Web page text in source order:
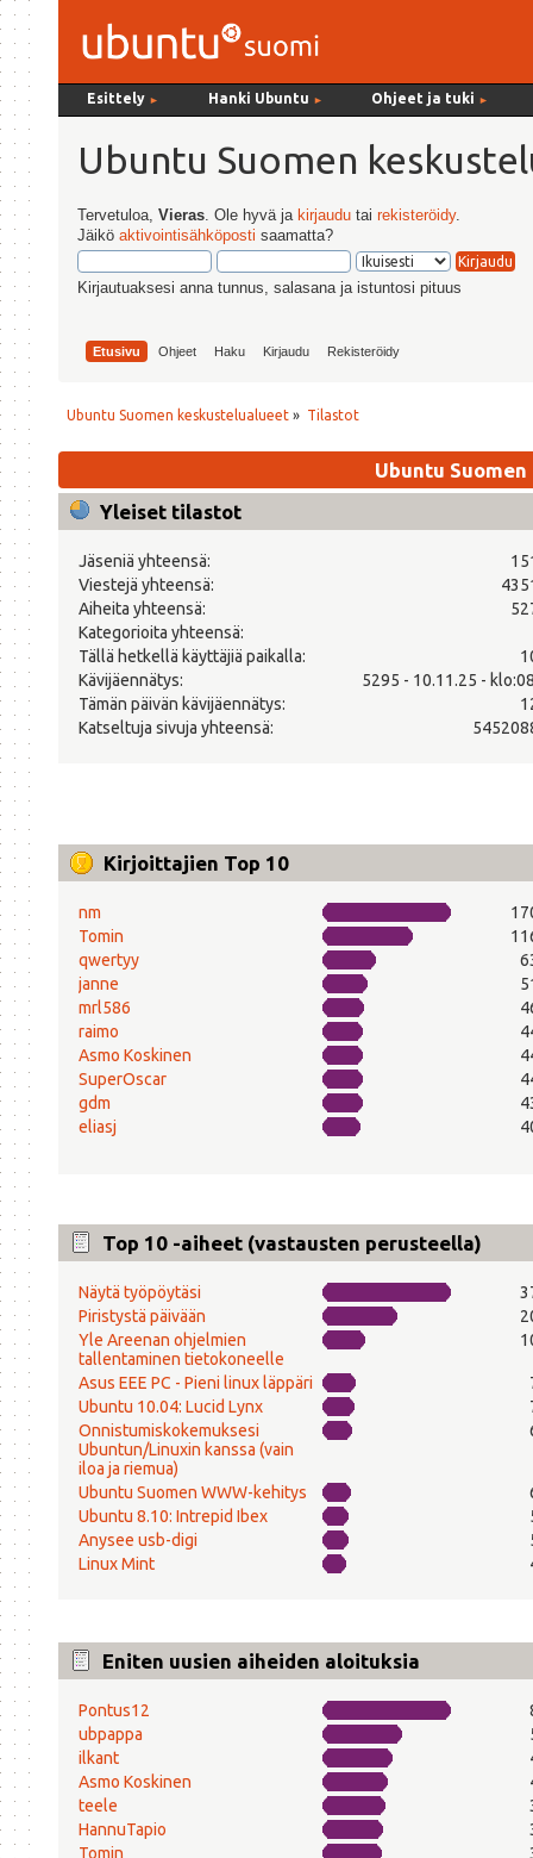
Esittely ► Hanki Ubuntu ► Ohjeet ja tuki ►
Ubuntu Suomen
Tervetuloa,Vieras . Ole hyvä ja kirjaudu tairekisteröidy.
Jäiköaktivointisähköposti saamatta?
Kirjautuaksesi anna tunnus, salasana ja istuntosi pituus
Etusivu Ohjeet Haku Kirjaudu Rekisteröidy
Ubuntu Suomen keskustelualueet » Tilastot
Ubuntu
Yleiset tilastot
Jäseniä yhteensä:
Viestejä yhteensä:
Aiheita yhteensä:
Kategorioita yhteensä:
Tällä hetkellä käyttäjiä paikalla:
Kävijäennätys:
5295 - 10.11.25 -
Tämän päivän kävijäennätys:
Katseltuja sivuja yhteensä:
Kirjoittajien Top 10
nm
Tomin
qwertyy
janne
mrl586
raimo
Asmo Koskinen
SuperOscar
gdm
eliasj
Top 10 -aiheet (vastausten perusteella)
Näytä työpöytäsi
Piristystä päivään
Yle Areenan ohjelmien
tallentaminen tietokoneelle
Asus EEE PC - Pieni linux läppäri
Ubuntu 10.04: Lucid Lynx
Onnistumiskokemuksesi
Ubuntun/Linuxin kanssa (vain
iloa ja riemua)
Ubuntu Suomen WWW-kehitys
Ubuntu 8.10: Intrepid Ibex
Anysee usb-digi
Linux Mint
Eniten uusien aiheiden aloituksia
Pontus12
ubpappa
ilkant
Asmo Koskinen
teele
HannuTapio
Tomin